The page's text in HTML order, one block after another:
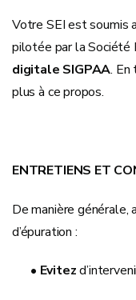
Votre SEI est soumis
pilotée par la Société
digitale SIGPAA. En
plus à ce propos.
ENTRETIENS ET
De manière
d’épuration :
• Evitez